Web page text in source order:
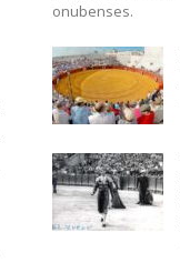
onubenses.